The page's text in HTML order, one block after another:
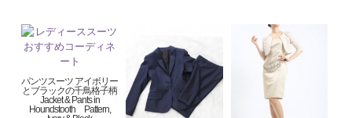
パンツスーツ アイボリー
とブラックの千鳥格子柄
Jacket & Pants in
Houndstooth Pattern,